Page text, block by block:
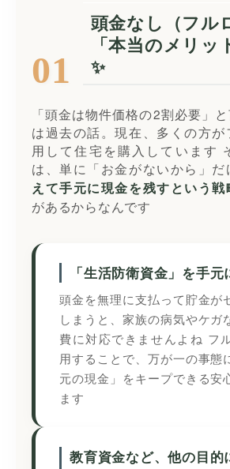
01
頭金なし（フル
「本当のメリッ
✨
「頭金は物件価格の2割必要」
は過去の話。現在、多くの方が
用して住宅を購入しています
は、単に「お金がないから」だ
えて手元に現金を残すという戦
があるからなんです
「生活防衛資金」を手元
頭金を無理に支払って貯金が
しまうと、家族の病気やケガ
費に対応できませんよね フ
用することで、万が一の事態
元の現金」をキープできる安
ます
教育資金など、他の目的